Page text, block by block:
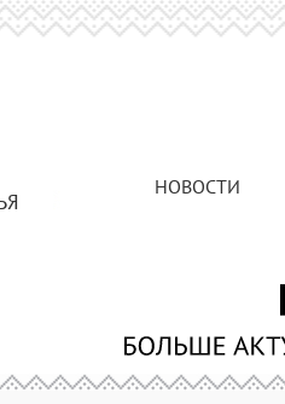
НОВОСТИ